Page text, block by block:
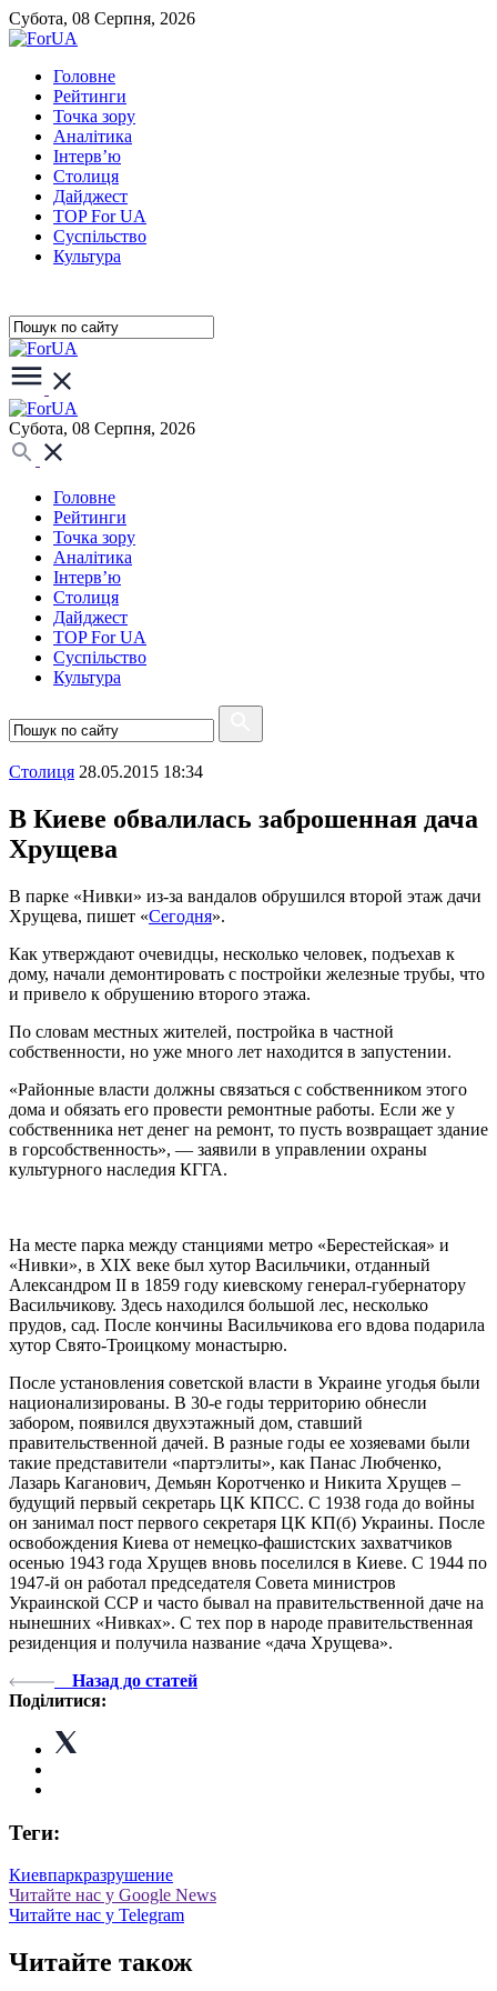
Субота, 08 Серпня, 2026
Головне
Рейтинги
Точка зору
Аналітика
Інтерв’ю
Столиця
Дайджест
TOP For UA
Суспiльство
Культура
Субота, 08 Серпня, 2026
Головне
Рейтинги
Точка зору
Аналітика
Інтерв’ю
Столиця
Дайджест
TOP For UA
Суспiльство
Культура
Столиця 28.05.2015 18:34
В Киеве обвалилась заброшенная дача
Хрущева
В парке «Нивки» из-за вандалов обрушился второй этаж дачи
Хрущева, пишет «Сегодня».
Как утверждают очевидцы, несколько человек, подъехав к
дому, начали демонтировать с постройки железные трубы, что
и привело к обрушению второго этажа.
По словам местных жителей, постройка в частной
собственности, но уже много лет находится в запустении.
«Районные власти должны связаться с собственником этого
дома и обязать его провести ремонтные работы. Если же у
собственника нет денег на ремонт, то пусть возвращает здание
в горсобственность», — заявили в управлении охраны
культурного наследия КГГА.
На месте парка между станциями метро «Берестейская» и
«Нивки», в XIX веке был хутор Васильчики, отданный
Александром II в 1859 году киевскому генерал-губернатору
Васильчикову. Здесь находился большой лес, несколько
прудов, сад. После кончины Васильчикова его вдова подарила
хутор Свято-Троицкому монастырю.
После установления советской власти в Украине угодья были
национализированы. В 30-е годы территорию обнесли
забором, появился двухэтажный дом, ставший
правительственной дачей. В разные годы ее хозяевами были
такие представители «партэлиты», как Панас Любченко,
Лазарь Каганович, Демьян Коротченко и Никита Хрущев –
будущий первый секретарь ЦК КПСС. С 1938 года до войны
он занимал пост первого секретаря ЦК КП(б) Украины. После
освобождения Киева от немецко-фашистских захватчиков
осенью 1943 года Хрущев вновь поселился в Киеве. С 1944 по
1947-й он работал председателя Совета министров
Украинской ССР и часто бывал на правительственной даче на
нынешних «Нивках». С тех пор в народе правительственная
резиденция и получила название «дача Хрущева».
Назад до статей
Поділитися:
Теги:
Киевпаркразрушение
Читайте нас у Google News
Читайте нас у Telegram
Читайте також